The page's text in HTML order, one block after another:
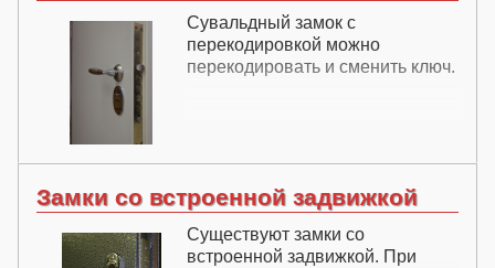
Сувальдный замок с
перекодировкой можно
перекодировать и сменить ключ.
Замки со встроенной задвижкой
Существуют замки со
встроенной задвижкой. При